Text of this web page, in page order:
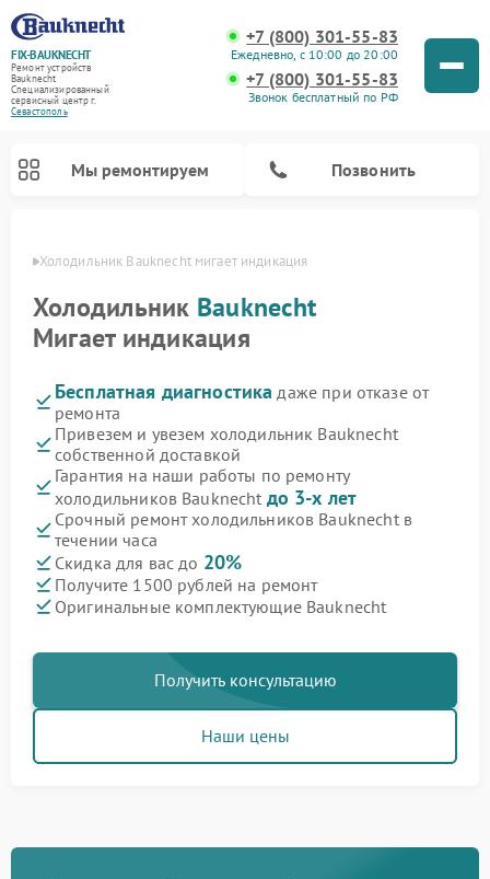
FIX-BAUKNECHT
Ремонт устройств
Bauknecht
Специализированный
cервисный центр г.
Севастополь
+7 (800) 301-55-83
Ежедневно, с 10:00 до 20:00
+7 (800) 301-55-83
Звонок бесплатный по РФ
Мы ремонтируем Позвонить
Холодильник Bauknecht мигает индикация
Холодильник Bauknecht
Мигает индикация
Бесплатная диагностика даже при отказе от
ремонта
Привезем и увезем холодильник Bauknecht
собственной доставкой
Гарантия на наши работы по ремонту
холодильников Bauknecht до 3-х лет
Срочный ремонт холодильников Bauknecht в
течении часа
Скидка для вас до 20%
Получите 1500 рублей на ремонт
Оригинальные комплектующие Bauknecht
Получить консультацию
Наши цены